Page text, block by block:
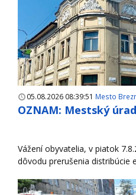
05.08.2026 08:39:51 Mesto
OZNAM: Mestský
Vážení obyvatelia, v piatok
dôvodu prerušenia distribúcie